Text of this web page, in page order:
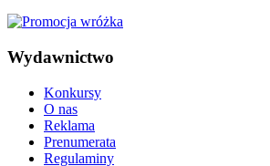
Wydawnictwo
Konkursy
O nas
Reklama
Prenumerata
Regulaminy